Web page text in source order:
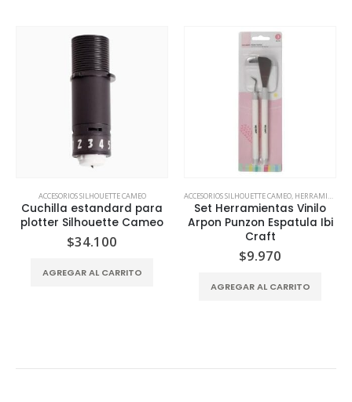
ACCESORIOS SILHOUETTE CAMEO
Cuchilla estandard para
plotter Silhouette Cameo
$34.100
AGREGAR AL CARRITO
ACCESORIOS SILHOUETTE CAMEO, HERRAMIENTAS MANUALES
Set Herramientas Vinilo
Arpon Punzon Espatula Ibi
Craft
$9.970
AGREGAR AL CARRITO